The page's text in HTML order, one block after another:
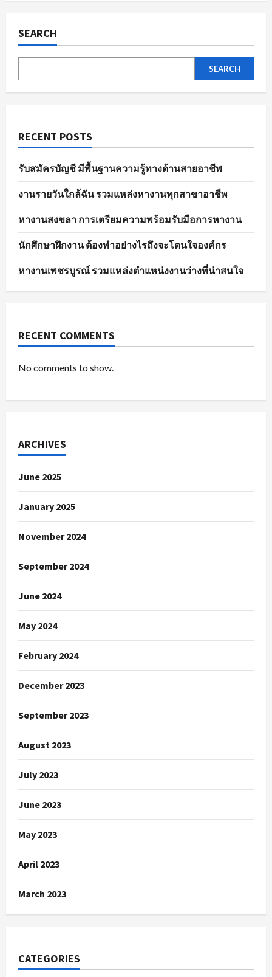
มี
pagination
SEARCH
SEARCH
RECENT POSTS
รับสมัครบัญชี มีพื้นฐานความรู้ทางด้านสายอาชีพ
งานรายวันใกล้ฉัน รวมแหล่งหางานทุกสาขาอาชีพ
หางานสงขลา การเตรียมความพร้อมรับมือการหางาน
นักศึกษาฝึกงาน ต้องทำอย่างไรถึงจะโดนใจองค์กร
หางานเพชรบูรณ์ รวมแหล่งตำแหน่งงานว่างที่น่าสนใจ
RECENT COMMENTS
No comments to show.
ARCHIVES
June 2025
January 2025
November 2024
September 2024
June 2024
May 2024
February 2024
December 2023
September 2023
August 2023
July 2023
June 2023
May 2023
April 2023
March 2023
CATEGORIES